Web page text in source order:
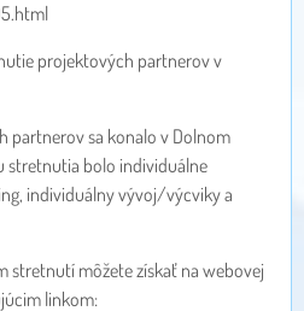
projektových partnerov v
sa konalo v Dolnom
stretnutia bolo individuálne
individuálny vývoj/výcviky a
stretnutí môžete získať na webovej
linkom: